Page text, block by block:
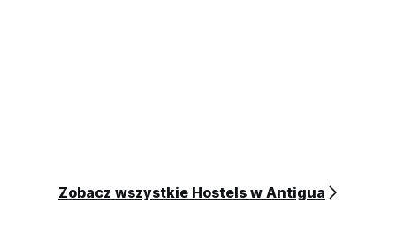
Zobacz wszystkie Hostels w Antigua